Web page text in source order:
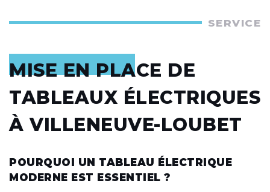
SERVICE
MISE EN PLACE DE
TABLEAUX ÉLECTRIQUES
À VILLENEUVE-LOUBET
POURQUOI UN TABLEAU ÉLECTRIQUE
MODERNE EST ESSENTIEL ?